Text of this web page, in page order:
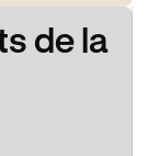
de la